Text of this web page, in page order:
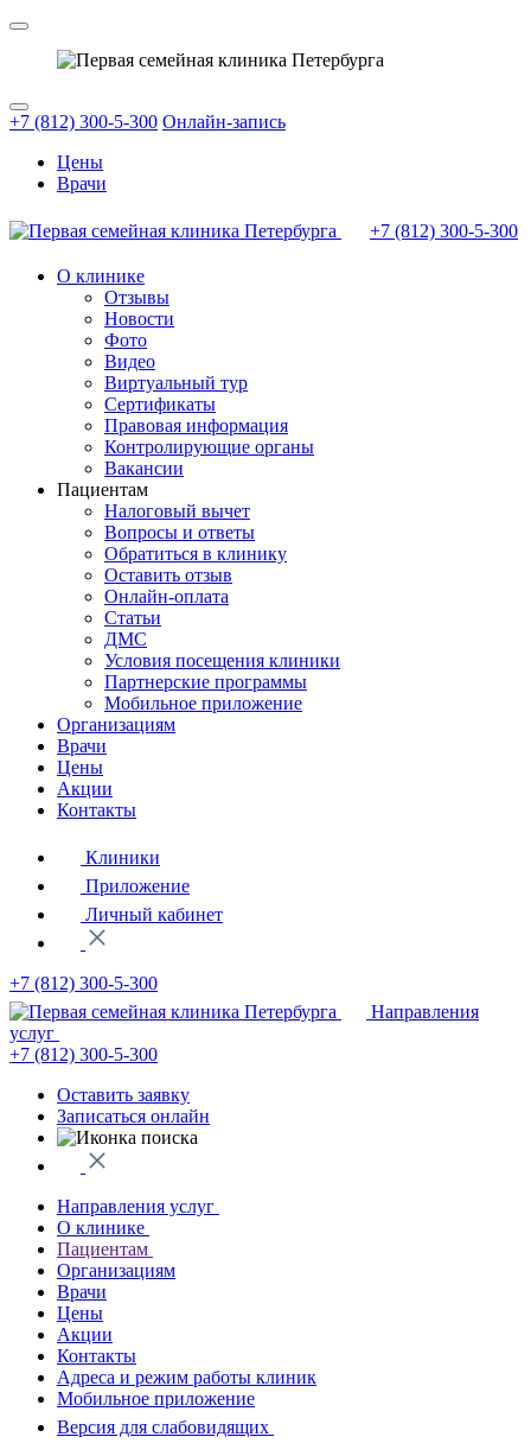
+7 (812) 300-5-300 Онлайн-запись
Цены
Врачи
+7 (812) 300-5-300
О клинике
Отзывы
Новости
Фото
Видео
Виртуальный тур
Сертификаты
Правовая информация
Контролирующие органы
Вакансии
Пациентам
Налоговый вычет
Вопросы и ответы
Обратиться в клинику
Оставить отзыв
Онлайн-оплата
Статьи
ДМС
Условия посещения клиники
Партнерские программы
Мобильное приложение
Организациям
Врачи
Цены
Акции
Контакты
Клиники
Приложение
Личный кабинет
+7 (812) 300-5-300
Направления
услуг
+7 (812) 300-5-300
Оставить заявку
Записаться онлайн
Направления услуг
О клинике
Пациентам
Организациям
Врачи
Цены
Акции
Контакты
Адреса и режим работы клиник
Мобильное приложение
Версия для слабовидящих